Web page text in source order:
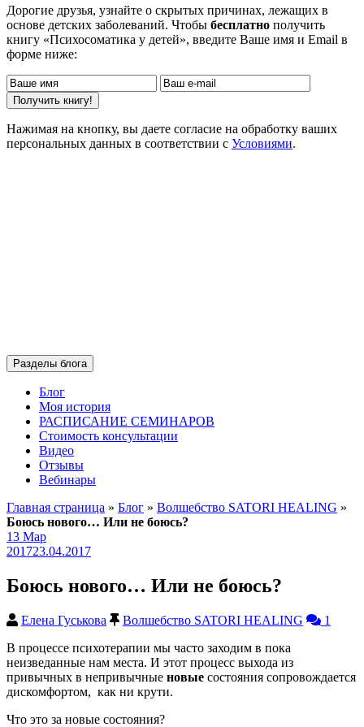
Дорогие друзья, узнайте о скрытых причинах, лежащих в
основе детских заболеваний. Чтобы бесплатно получить
книгу «Психосоматика у детей», введите Ваше имя и Email в
форме ниже:
Нажимая на кнопку, вы даете согласие на обработку ваших
персональных данных в соответствии с Условиями.
Разделы блога
Блог
Моя история
РАСПИСАНИЕ СЕМИНАРОВ
Стоимость консультации
Видео
Отзывы
Вебинары
Главная страница » Блог » Волшебство SATORI HEALING »
Боюсь нового… Или не боюсь?
13 Мар
201723.04.2017
Боюсь нового… Или не боюсь?
Елена Гуськова Волшебство SATORI HEALING
1
В процессе психотерапии мы часто заходим в пока
неизведанные нам места. И этот процесс выхода из
привычных в непривычные новые состояния сопровождается
дискомфортом, как ни крути.
Что это за новые состояния?